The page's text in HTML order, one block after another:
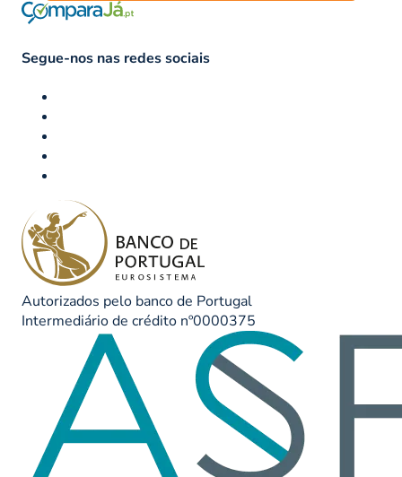
Segue-nos nas redes sociais
Autorizados pelo banco de Portugal
Intermediário de crédito nº0000375